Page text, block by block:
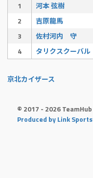
1
河本 弦樹
2
吉原龍馬
3
佐村河内 守
4
タリクスクーバル
京北カイザース
© 2017 - 2026 TeamHub
Produced by Link Sports